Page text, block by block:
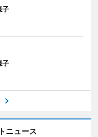
子
子
ニュース